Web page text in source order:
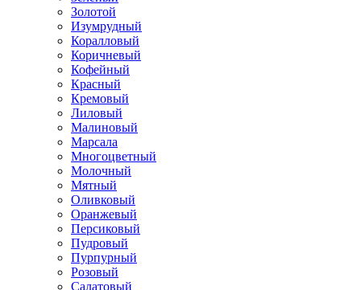
Золотой
Изумрудный
Коралловый
Коричневый
Кофейный
Красный
Кремовый
Лиловый
Малиновый
Марсала
Многоцветный
Молочный
Мятный
Оливковый
Оранжевый
Персиковый
Пудровый
Пурпурный
Розовый
Салатовый